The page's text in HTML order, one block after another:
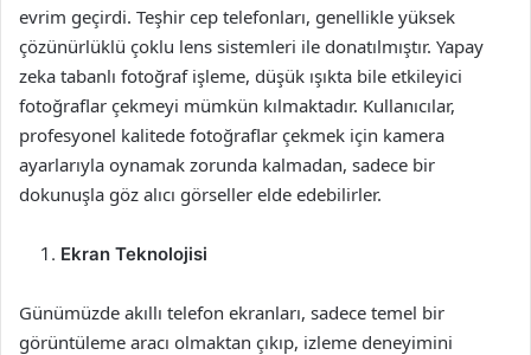
evrim geçirdi. Teşhir cep telefonları, genellikle yüksek
çözünürlüklü çoklu lens sistemleri ile donatılmıştır. Yapay
zeka tabanlı fotoğraf işleme, düşük ışıkta bile etkileyici
fotoğraflar çekmeyi mümkün kılmaktadır. Kullanıcılar,
profesyonel kalitede fotoğraflar çekmek için kamera
ayarlarıyla oynamak zorunda kalmadan, sadece bir
dokunuşla göz alıcı görseller elde edebilirler.
Ekran Teknolojisi
Günümüzde akıllı telefon ekranları, sadece temel bir
görüntüleme aracı olmaktan çıkıp, izleme deneyimini